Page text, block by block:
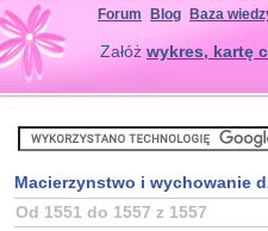
Forum Blog Baza
Załóż wykres, kartę
Macierzynstwo i wychowanie
Od 1551 do 1557 z 1557